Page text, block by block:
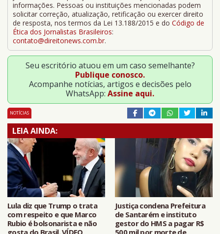
informações. Pessoas ou instituições mencionadas podem
solicitar correção, atualização, retificação ou exercer direito
de resposta, nos termos da Lei 13.188/2015 e do Código de
Ética dos Jornalistas Brasileiros:
contato@direitonews.com.br.
Seu escritório atuou em um caso semelhante?
Publique conosco.
Acompanhe notícias, artigos e decisões pelo
WhatsApp: Assine aqui.
NOTÍCIAS
LEIA AINDA:
Lula diz que Trump o trata
com respeito e que Marco
Rubio é bolsonarista e não
gosta do Brasil. VÍDEO
Justiça condena Prefeitura
de Santarém e instituto
gestor do HMS a pagar R$
500 mil por morte de